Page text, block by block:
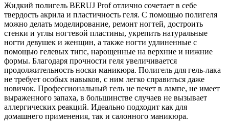
Жидкий полигель BERUJ Prof отлично сочетает в себе
твердость акрила и пластичность геля. С помощью полигеля
можно делать моделирование, ремонт ногтей, достроить
стенки и углы ногтевой пластины, укрепить натуральные
ногти девушек и женщин, а также ногти удлиненные с
помощью гелевых типс, нарощенные на верхние и нижние
формы. Благодаря прочности геля увеличивается
продолжительность носки маникюра. Полигель для гель-лака
не требует особых навыков, с ним легко справиться даже
новичок. Профессиональный гель не печет в лампе, не имеет
выраженного запаха, в большинстве случаев не вызывает
аллергических реакций. Идеально подходит как для
домашнего применения, так и салонного маникюра.